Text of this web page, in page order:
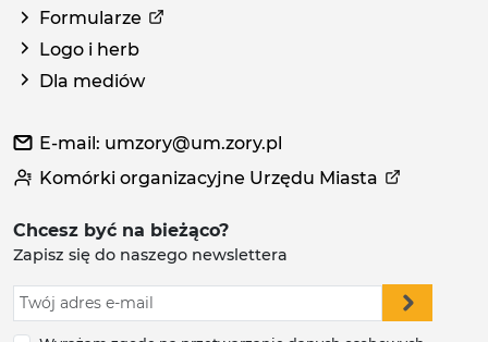
Formularze
Logo i herb
Dla mediów
E-mail: umzory@um.zory.pl
Komórki organizacyjne Urzędu Miasta
Chcesz być na bieżąco?
Zapisz się do naszego newslettera